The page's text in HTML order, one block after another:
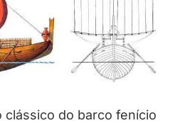
clássico do barco fenício